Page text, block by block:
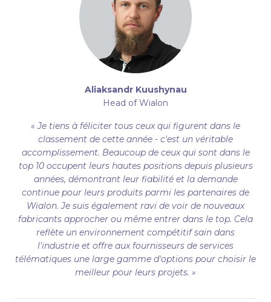
Aliaksandr Kuushynau
Head of Wialon
« Je tiens à féliciter tous ceux qui figurent dans le
classement de cette année - c'est un véritable
accomplissement. Beaucoup de ceux qui sont dans le
top 10 occupent leurs hautes positions depuis plusieurs
années, démontrant leur fiabilité et la demande
continue pour leurs produits parmi les partenaires de
Wialon. Je suis également ravi de voir de nouveaux
fabricants approcher ou même entrer dans le top. Cela
reflète un environnement compétitif sain dans
l'industrie et offre aux fournisseurs de services
télématiques une large gamme d'options pour choisir le
meilleur pour leurs projets. »